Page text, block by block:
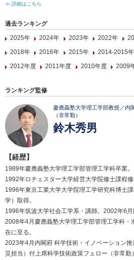
≫ 詳細はこちら
過去ランキング
2025年
2024年 2023年 2022年
2018年
2016年 2015年 2014-2015年
2012年度
2011年度 2010年度 2009
ランキング監修
慶應義塾大学理工学部教授／内
（非常勤）
鈴木秀男
【経歴】
1989年慶應義塾大学理工学部管理工学科卒業。
1992年ロチェスター大学経営大学院修士課程修
1996年東京工業大学大学院理工学研究科博士
学）取得。
1996年筑波大学社会工学系・講師。2002年6月
2008年4月慶應義塾大学理工学部管理工学科
在に至る。
2023年4月内閣府 科学技術・イノベーション
災担当）付上席科学技術政策フェロー（非常勤）